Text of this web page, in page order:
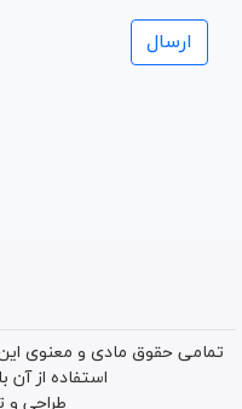
تمامی حقوق مادی و معنوی
استفاده از آن
طراحی و